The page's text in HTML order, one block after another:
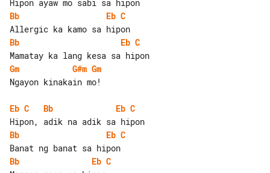
Bb
Eb C
Bb
Eb C
Gm
G#m Gm
Ngayon kinakain mo!
Eb C Bb Eb C
Bb
Eb C
Bb
Eb C